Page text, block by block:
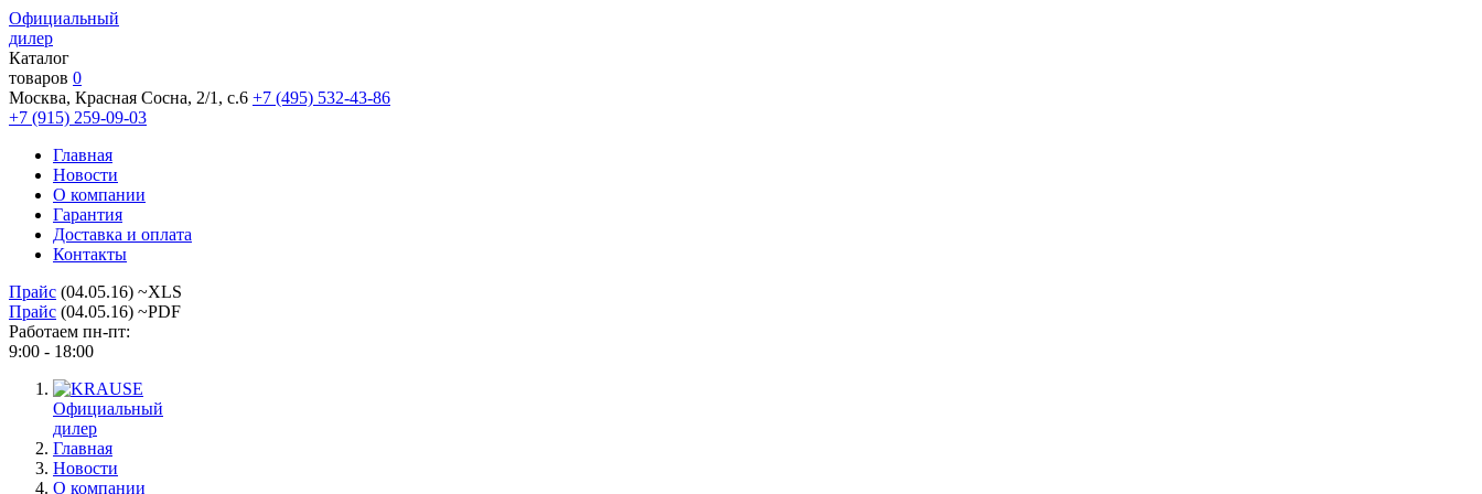
Официальный
дилер
Каталог
товаров 0
Москва, Красная Сосна, 2/1, с.6 +7 (495) 532-43-86
+7 (915) 259-09-03
Главная
Новости
О компании
Гарантия
Доставка и оплата
Контакты
Прайс (04.05.16) ~XLS
Прайс (04.05.16) ~PDF
Работаем пн-пт:
9:00 - 18:00
Официальный
дилер
Главная
Новости
О компании